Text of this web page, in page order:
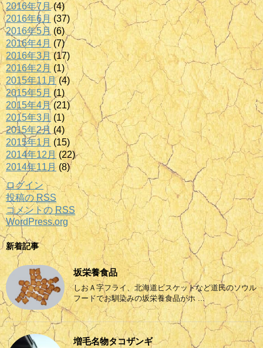
2016年7月(4)
2016年6月 (37)
2016年5月(6)
2016年4月 (7)
2016年3月(17)
2016年2月(1)
2015年11月(4)
2015年5月(1)
2015年4月(21)
2015年3月(1)
2015年2月(4)
2015年1月 (15)
2014年12月(22)
2014年11月(8)
ログイン
投稿のRSS
コメントの RSS
WordPress.org
新着記事
坂栄養食品
しおＡ字フライ、北海道ビスケットなど道民のソウル
フードでお馴染みの坂栄養食品がホ ...
増毛名物タコザンギ